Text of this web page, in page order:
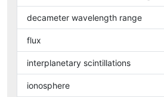
decameter wavelength range
flux
interplanetary scintillations
ionosphere